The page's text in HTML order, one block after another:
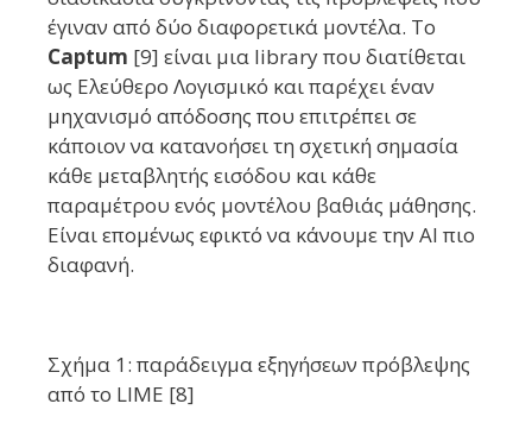
έγιναν από δύο διαφορετικά μοντέλα. Το
Captum [9] είναι μια library που διατίθεται
ως Ελεύθερο Λογισμικό και παρέχει έναν
μηχανισμό απόδοσης που επιτρέπει σε
κάποιον να κατανοήσει τη σχετική σημασία
κάθε μεταβλητής εισόδου και κάθε
παραμέτρου ενός μοντέλου βαθιάς μάθησης.
Είναι επομένως εφικτό να κάνουμε την AI πιο
διαφανή.
Σχήμα 1: παράδειγμα εξηγήσεων πρόβλεψης
από το LIME [8]